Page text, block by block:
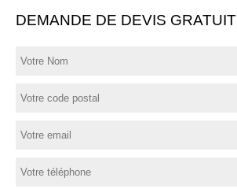
DEMANDE DE DEVIS GRATUIT